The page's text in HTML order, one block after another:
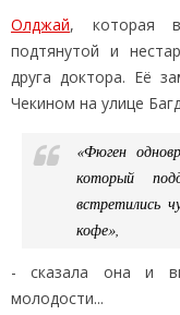
Олджай, которая
подтянутой и
друга доктора. Её
Чекином на улице
«Фюген
который
встретились
кофе»,
- сказала она и
молодости...